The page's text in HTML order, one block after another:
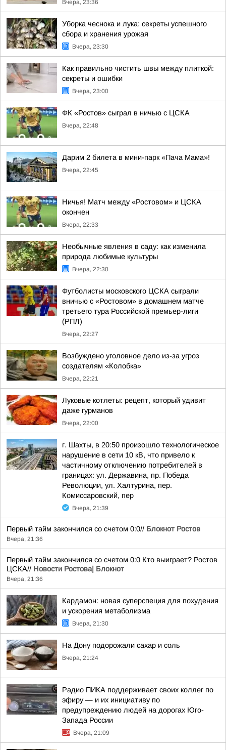
Вчера, 23:36
Уборка чеснока и лука: секреты успешного
сбора и хранения урожая
Вчера, 23:30
Как правильно чистить швы между плиткой:
секреты и ошибки
Вчера, 23:00
ФК «Ростов» сыграл в ничью с ЦСКА
Вчера, 22:48
Дарим 2 билета в мини-парк «Пача Мама»!
Вчера, 22:45
Ничья! Матч между «Ростовом» и ЦСКА
окончен
Вчера, 22:33
Необычные явления в саду: как изменила
природа любимые культуры
Вчера, 22:30
Футболисты московского ЦСКА сыграли
вничью с «Ростовом» в домашнем матче
третьего тура Российской премьер-лиги
(РПЛ)
Вчера, 22:27
Возбуждено уголовное дело из-за угроз
создателям «Колобка»
Вчера, 22:21
Луковые котлеты: рецепт, который удивит
даже гурманов
Вчера, 22:00
г. Шахты, в 20:50 произошло технологическое
нарушение в сети 10 кВ, что привело к
частичному отключению потребителей в
границах: ул. Державина, пр. Победа
Революции, ул. Халтурина, пер.
Комиссаровский, пер
Вчера, 21:39
Первый тайм закончился со счетом 0:0// Блокнот Ростов
Вчера, 21:36
Первый тайм закончился со счетом 0:0 Кто выиграет? Ростов
ЦСКА// Новости Ростова| Блокнот
Вчера, 21:36
Кардамон: новая суперспеция для похудения
и ускорения метаболизма
Вчера, 21:30
На Дону подорожали сахар и соль
Вчера, 21:24
Радио ПИКА поддерживает своих коллег по
эфиру — и их инициативу по
предупреждению людей на дорогах Юго-
Запада России
Вчера, 21:09